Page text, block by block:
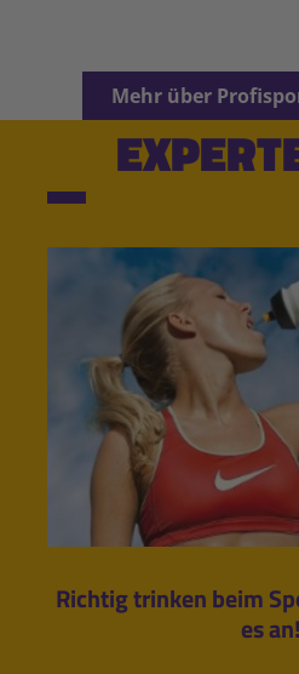
Mehr über
Richtig trinken beim
es an!